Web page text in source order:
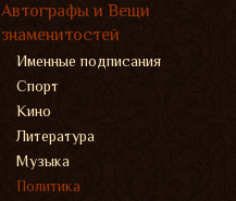
Автографы и Вещи
знаменитостей
Именные подписания
Спорт
Кино
Литература
Музыка
Политика